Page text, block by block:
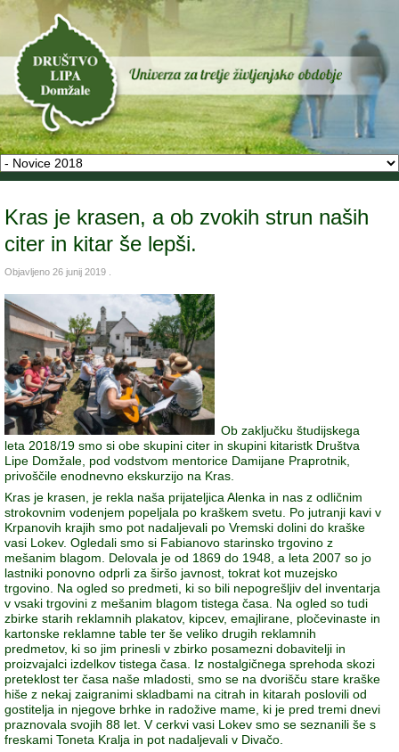
Kras je krasen, a ob zvokih strun naših
citer in kitar še lepši.
Objavljeno 26 junij 2019
Ob zaključku študijskega
leta 2018/19 smo si obe skupini citer in skupini kitaristk Društva
Lipe Domžale, pod vodstvom mentorice Damijane Praprotnik,
privoščile enodnevno ekskurzijo na Kras.
Kras je krasen, je rekla naša prijateljica Alenka in nas z odličnim
strokovnim vodenjem popeljala po kraškem svetu. Po jutranji kavi v
Krpanovih krajih smo pot nadaljevali po Vremski dolini do kraške
vasi Lokev. Ogledali smo si Fabianovo starinsko trgovino z
mešanim blagom. Delovala je od 1869 do 1948, a leta 2007 so jo
lastniki ponovno odprli za širšo javnost, tokrat kot muzejsko
trgovino. Na ogled so predmeti, ki so bili nepogrešljiv del inventarja
v vsaki trgovini z mešanim blagom tistega časa. Na ogled so tudi
zbirke starih reklamnih plakatov, kipcev, emajlirane, pločevinaste in
kartonske reklamne table ter še veliko drugih reklamnih
predmetov, ki so jim prinesli v zbirko posamezni dobavitelji in
proizvajalci izdelkov tistega časa. Iz nostalgičnega sprehoda skozi
preteklost ter časa naše mladosti, smo se na dvorišču stare kraške
hiše z nekaj zaigranimi skladbami na citrah in kitarah poslovili od
gostitelja in njegove brhke in radožive mame, ki je pred tremi dnevi
praznovala svojih 88 let. V cerkvi vasi Lokev smo se seznanili še s
freskami Toneta Kralja in pot nadaljevali v Divačo.